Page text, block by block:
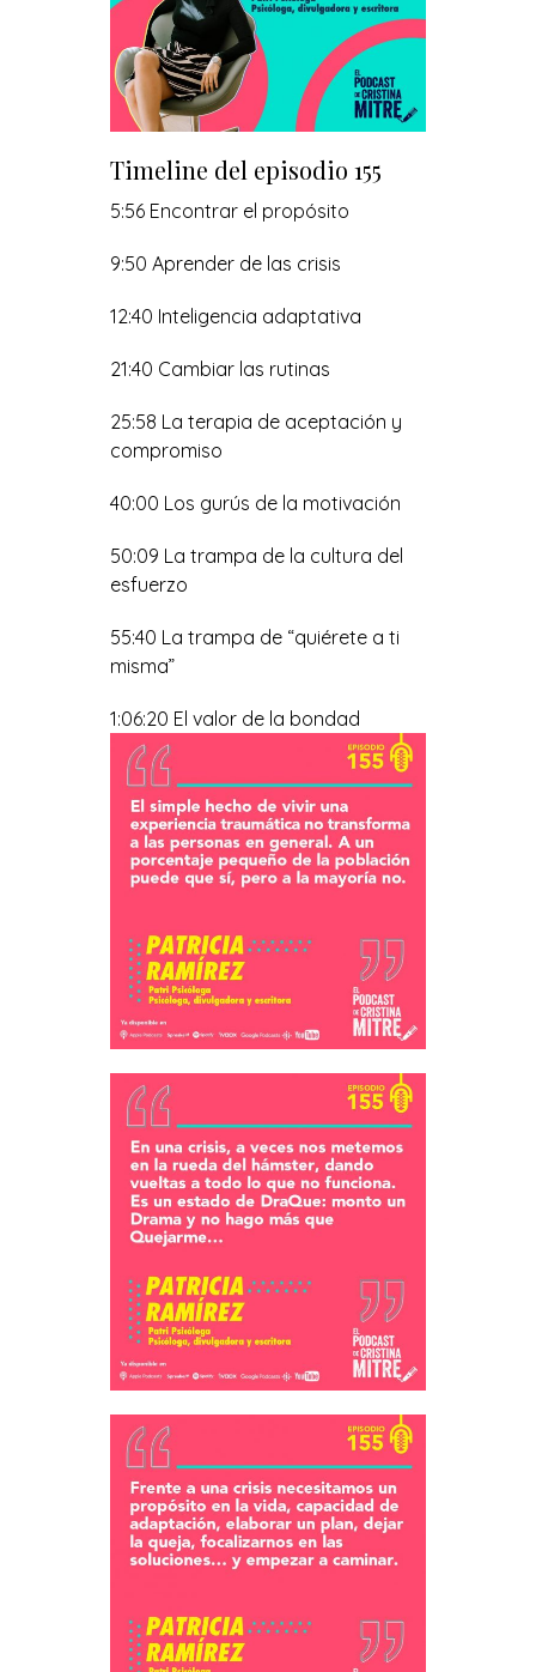
Timeline del episodio 155
5:56 Encontrar el propósito
9:50 Aprender de las crisis
12:40 Inteligencia adaptativa
21:40 Cambiar las rutinas
25:58 La terapia de aceptación y
compromiso
40:00 Los gurús de la motivación
50:09 La trampa de la cultura del
esfuerzo
55:40 La trampa de “quiérete a ti
misma”
1:06:20 El valor de la bondad